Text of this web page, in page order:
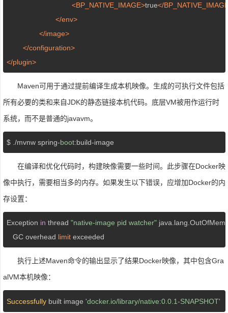
<BP_NATIVE_IMAGE>true</
</env>
</image>
</configuration>
</plugin>
Maven可用于通过提前编译生成本机映像。生成的可执行文件包括
所有必要的类和来自JDK的静态链接本机代码。底层VM被用作运行时
系统，而不是普通的javavm。
$ ./mvnw spring-boot:build-image
在编译和优化代码时，构建映像需要一些时间。此步骤在Docker映
像中执行，需要相当多的内存。如果发生以下错误，应增加Docker的内
存设置：
Exception in thread "native-image pid watcher"
   GC overhead
limit exceeded
执行上述Maven命令的输出显示了结果Docker映像，其中包含Gra
alVM本机映像：
Successfully built image 'docker.io/library/native:0.0.1-SNAPSHOT'